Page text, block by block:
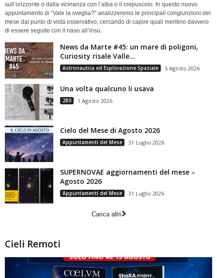
sull’orizzonte o dalla vicinanza con l’alba o il crepuscolo. In questo nuovo
appuntamento di “Vale la sveglia?” analizzeremo le principali congiunzioni del
mese dal punto di vista osservativo, cercando di capire quali meritino davvero
di essere seguite con il naso all’insù.
News da Marte #45: un mare di poligoni,
Curiosity risale Valle...
Astronautica ed Esplorazione Spaziale 5 Agosto 2026
Una volta qualcuno li usava
280 1 Agosto 2026
Cielo del Mese di Agosto 2026
Appuntamenti del Mese 31 Luglio 2026
SUPERNOVAE aggiornamenti del mese –
Agosto 2026
Appuntamenti del Mese 31 Luglio 2026
Carica altri
Cieli Remoti